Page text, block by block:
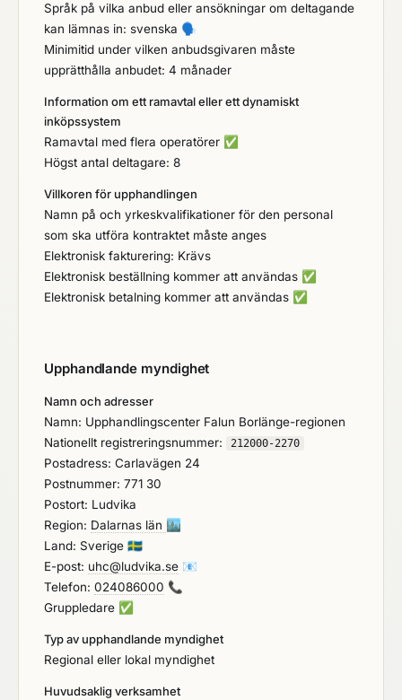
Språk på vilka anbud eller ansökningar om deltagande
kan lämnas in: svenska 🗣️
Minimitid under vilken anbudsgivaren måste
upprätthålla anbudet: 4 månader
Information om ett ramavtal eller ett dynamiskt
inköpssystem
Ramavtal med flera operatörer ✅
Högst antal deltagare: 8
Villkoren för upphandlingen
Namn på och yrkeskvalifikationer för den personal
som ska utföra kontraktet måste anges
Elektronisk fakturering: Krävs
Elektronisk beställning kommer att användas ✅
Elektronisk betalning kommer att användas ✅
Upphandlande myndighet
Namn och adresser
Namn: Upphandlingscenter Falun Borlänge-regionen
Nationellt registreringsnummer:
212000-2270
Postadress: Carlavägen 24
Postnummer: 771 30
Postort: Ludvika
Region: Dalarnas län 🏙️
Land: Sverige 🇸🇪
E-post: uhc@ludvika.se 📧
Telefon: 024086000 📞
Gruppledare ✅
Typ av upphandlande myndighet
Regional eller lokal myndighet
Huvudsaklig verksamhet